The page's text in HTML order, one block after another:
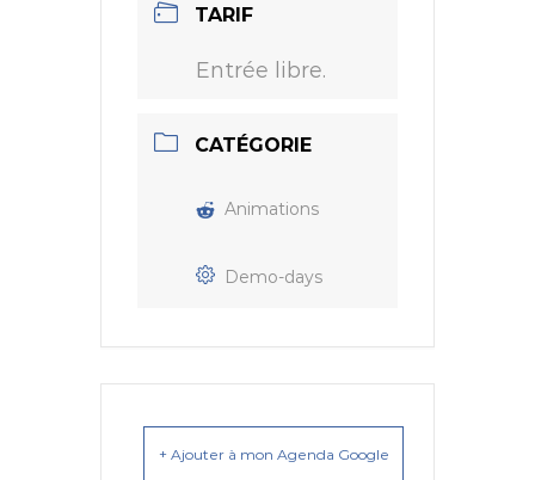
TARIF
Entrée libre.
CATÉGORIE
Animations
Demo-days
+ Ajouter à mon Agenda Google